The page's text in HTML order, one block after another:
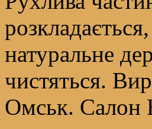
натуральне
чистяться.
Омськ.